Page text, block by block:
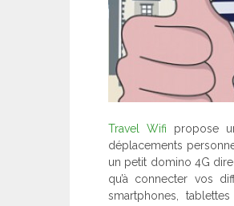
Travel Wifi propose
déplacements
un petit domino 4G
qu’à connecter vos
smartphones,